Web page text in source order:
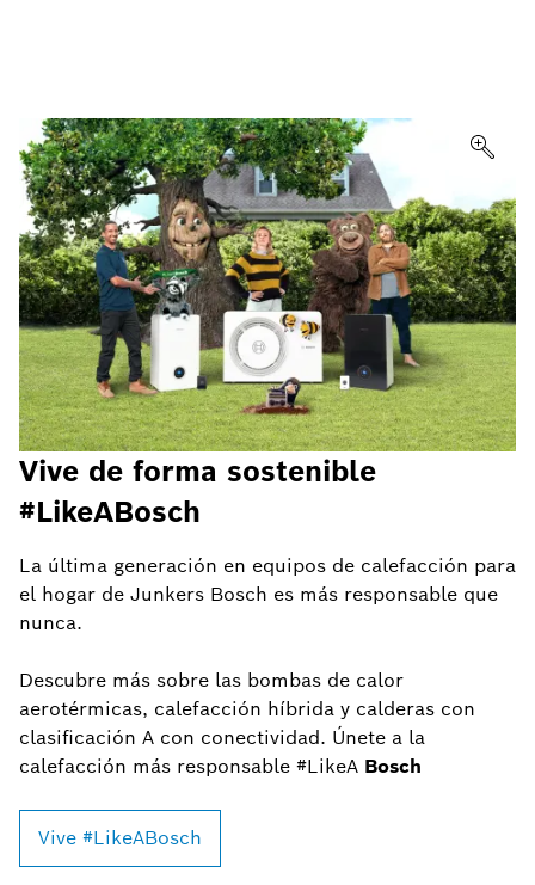
Vive de forma sostenible
#LikeABosch
La última generación en equipos de calefacción para
el hogar de Junkers Bosch es más responsable que
nunca.
Descubre más sobre las bombas de calor
aerotérmicas, calefacción híbrida y calderas con
clasificación A con conectividad. Únete a la
calefacción más responsable #LikeA Bosch
Vive #LikeABosch